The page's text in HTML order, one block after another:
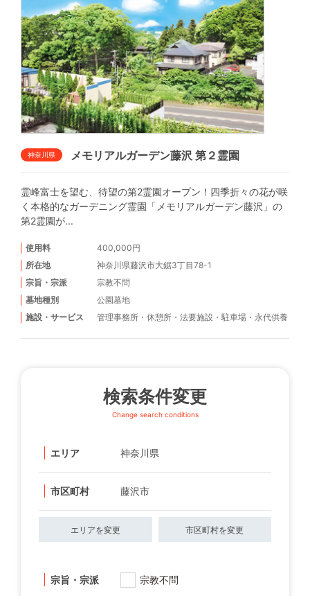
神奈川県 メモリアルガーデン藤沢 第２霊園
霊峰富士を望む、待望の第2霊園オープン！四季折々の花が咲
く本格的なガーデニング霊園「メモリアルガーデン藤沢」の
第2霊園が...
使用料
400,000円
所在地
神奈川県藤沢市大鋸3丁目78-1
宗旨・宗派
宗教不問
墓地種別
公園墓地
施設・サービス
管理事務所 ・ 休憩所 ・ 法要施設 ・ 駐車場 ・ 永代供養
検索条件変更
Change search conditions
エリア 神奈川県
市区町村 藤沢市
エリアを変更 市区町村を変更
宗旨・宗派 宗教不問